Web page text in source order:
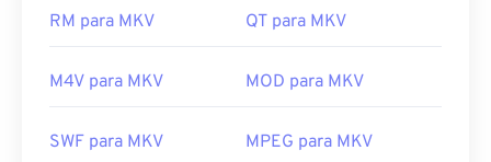
RM para MKV QT para MKV
M4V para MKV MOD para MKV
SWF para MKV MPEG para MKV